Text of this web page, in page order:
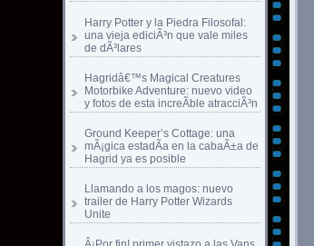
Harry Potter y la Piedra Filosofal:
una vieja ediciÃ³n que vale miles
de dÃ³lares
Hagridâ€™s Magical Creatures
Motorbike Adventure: nuevo video
y fotos de esta increÃ­ble atracciÃ³n
Ground Keeper’s Cottage: una
mÃ¡gica estadÃ­a en la cabaÃ±a de
Hagrid ya es posible
Llamando a los magos: nuevo
trailer de Harry Potter Wizards
Unite